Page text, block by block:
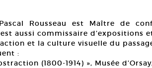
Rousseau est Maître de
aussi commissaire d’expositions
et la culture visuelle du
:
(1800-1914) », Musée